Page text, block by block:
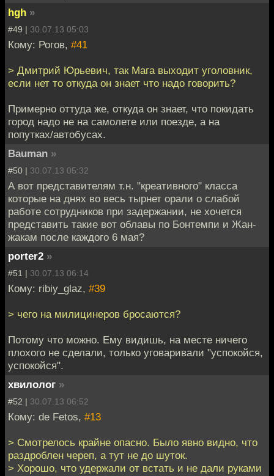
hgh »
#49 | 30.07.13 05:03
Кому: Рогов, #41
> Дмитрий Юрьевич, так Мага выходит уголовник,
если нет то откуда он знает что надо говорить?
Примерно оттуда же, откуда он знает, что покидать
город надо не на самолете или поезде, а на
попутках/автобусах.
Bauman »
#50 | 30.07.13 05:32
А вот представителям т.н. "креативного" класса
которые на днях во весь тырнет орали о слабой
работе сотрудников при задержании, не хочется
представить такие вот облавы по Бонтемпи и Жан-
жакам после каждого 6 мая?
porter2 »
#51 | 30.07.13 06:14
Кому: ribiy_glaz, #39
> чего на милицинеров бросаются?
Потому что можно. Ему видишь, на месте ничего
плохого не сделали, только уговаривали "успокойся,
успокойся".
хвилолог »
#52 | 30.07.13 06:52
Кому: de Fetos, #13
> Смотрелось крайне опасно. Было явно видно, что
раздроблен череп, а тут не до шуток.
> Хорошо, что удержали от встать и не дали руками